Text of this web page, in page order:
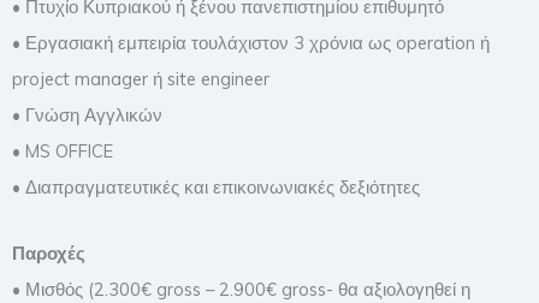
• Πτυχίο Κυπριακού ή ξένου πανεπιστημίου επιθυμητό
• Εργασιακή εμπειρία τουλάχιστον 3 χρόνια ως operation ή
project manager ή site engineer
• Γνώση Αγγλικών
• MS OFFICE
• Διαπραγματευτικές και επικοινωνιακές δεξιότητες
Παροχές
• Μισθός (2.300€ gross – 2.900€ gross- θα αξιολογηθεί η